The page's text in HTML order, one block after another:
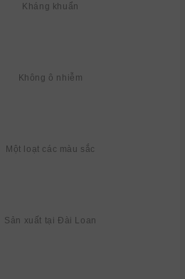
Kháng khuẩn
Không ô nhiễm
Một loạt các màu sắc
Sản xuất tại Đài Loan